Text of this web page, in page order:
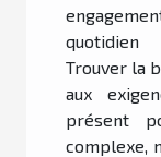
quotidien
Trouver la
aux
présent
complexe,